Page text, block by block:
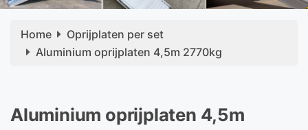
Home
Oprijplaten per set
Aluminium oprijplaten 4,5m 2770kg
Aluminium oprijplaten 4,5m